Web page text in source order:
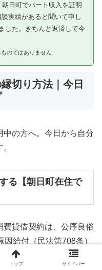
日町でパート収入を証明
実績があると聞いて申し
した。きちんと返済して今
のではありません
切り方法｜今日
の方へ。今日から自分
る【朝日町在住で
費貸借契約は、公序良俗
給付（民法第708条）
。朝日町在住であって
トップ サイドバー